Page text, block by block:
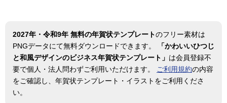
2027年・令和9年 無料の年賀状テンプレートのフリー素材は
PNGデータにて無料ダウンロードできます。
「かわいいひつじ
と和風デザインのビジネス年賀状テンプレート」 は会員登録不
要で個人・法人問わずご利用いただけます。
ご利用規約の内容
をご確認し、年賀状テンプレート・イラストをご利用くださ
い。